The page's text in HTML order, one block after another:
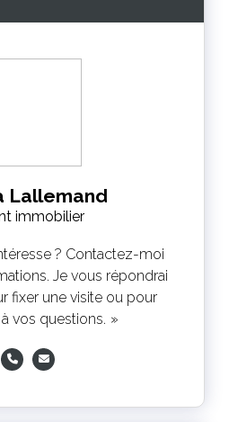
Lallemand
immobilier
? Contactez-moi
Je vous répondrai
fixer une visite ou pour
vos questions.